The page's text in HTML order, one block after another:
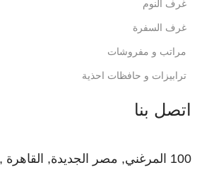
غرف النوم
غرف السفرة
مراتب و مفروشات
ترابيزات و حافظات احذية
اتصل بنا
100 المرغني, مصر الجديدة, القاهرة , مصر